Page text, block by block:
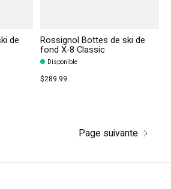
de Rossignol Bottes de ski de
fond X-8 Classic
Disponible
$289.99
Page suivante